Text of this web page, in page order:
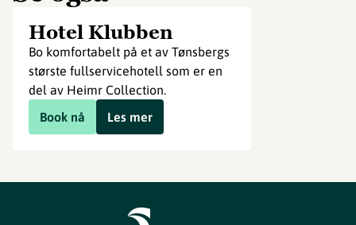
Hotel Klubben
Bo komfortabelt på et av Tønsbergs
største fullservicehotell som er en
del av Heimr Collection.
Book nå
Les mer